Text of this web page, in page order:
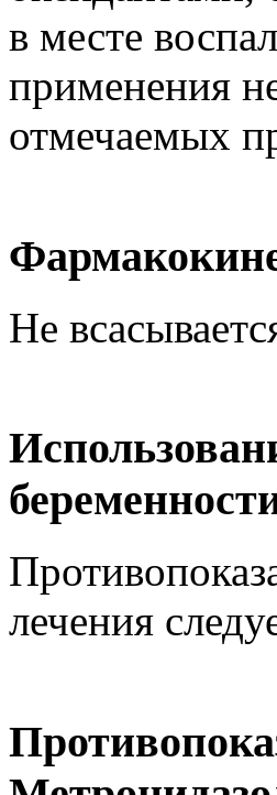
в месте
применения
отмечаемых
Не
лечения